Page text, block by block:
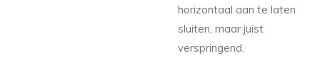
horizontaal aan te laten
sluiten, maar juist
verspringend.